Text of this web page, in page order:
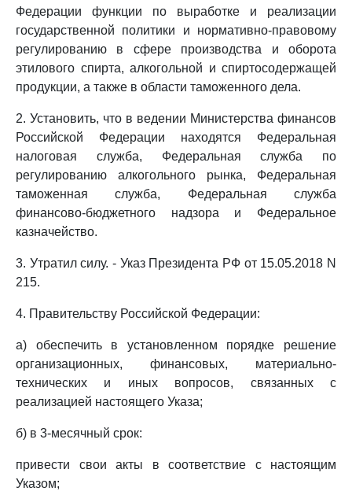
Федерации функции по выработке и реализации
государственной политики и нормативно-правовому
регулированию в сфере производства и оборота
этилового спирта, алкогольной и спиртосодержащей
продукции, а также в области таможенного дела.
2. Установить, что в ведении Министерства финансов
Российской Федерации находятся Федеральная
налоговая служба, Федеральная служба по
регулированию алкогольного рынка, Федеральная
таможенная служба, Федеральная служба
финансово-бюджетного надзора и Федеральное
казначейство.
3. Утратил силу. - Указ Президента РФ от 15.05.2018 N
215.
4. Правительству Российской Федерации:
а) обеспечить в установленном порядке решение
организационных, финансовых, материально-
технических и иных вопросов, связанных с
реализацией настоящего Указа;
б) в 3-месячный срок:
привести свои акты в соответствие с настоящим
Указом;